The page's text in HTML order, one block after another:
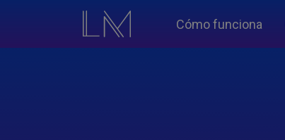
Cómo funciona